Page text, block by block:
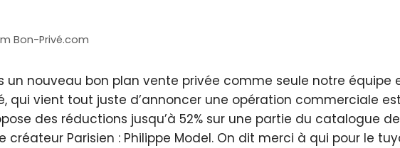
Bon-Privé.com
un nouveau bon plan vente privée comme seule notre équipe
qui vient tout juste d’annoncer une opération commerciale
des réductions jusqu’à 52% sur une partie du catalogue
Parisien : Philippe Model. On dit merci à qui pour le